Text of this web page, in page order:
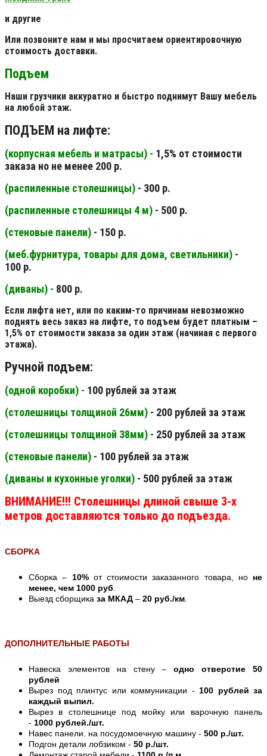
и другие
Или позвоните нам и мы просчитаем ориентировочную
стоимость доставки.
Подъем
Наши грузчики аккуратно и быстро поднимут Вашу мебель
на любой этаж.
ПОДЪЕМ на лифте:
(корпусная мебель и матрасы) - 1,5% от стоимости
заказа но не менее 200 р.
(распиленные столешницы) - 300 р.
(распиленные столешницы 4 м) - 500 р.
(стеновые панели) - 150 р.
(меб.фурнитура, товары для дома, светильники) -
100 р.
(диваны) - 800 р.
Если лифта нет, или по каким-то причинам невозможно
поднять весь заказ на лифте, то подъем будет платным –
1,5% от стоимости заказа за один этаж (начиная с первого
этажа).
Ручной подъем:
(одной коробки) - 100 рублей за этаж
(столешницы толщиной 26мм) - 200 рублей за этаж
(столешницы толщиной 38мм) - 250 рублей за этаж
(стеновые панели) - 100 рублей за этаж
(диваны и кухонные уголки) - 500 рублей за этаж
ВНИМАНИЕ!!! Столешницы длиной свыше 3-х
метров доставляются только до подъезда.
СБОРКА
Сборка – 10%от стоимости заказанного товара, но не
менее, чем 1000 руб
Выезд сборщика за МКАД – 20 руб./км
ДОПОЛНИТЕЛЬНЫЕ РАБОТЫ
Навеска элементов на стену –одно отверстие 50
рублей
Вырез под плинтус или коммуникации - 100 рублей за
каждый выпил.
Вырез в столешнице под мойку или варочную панель
- 1000 рублей./шт.
Навес панели. на посудомоечную машину - 500 р./шт.
Подгон детали лобзиком - 50 р./шт.